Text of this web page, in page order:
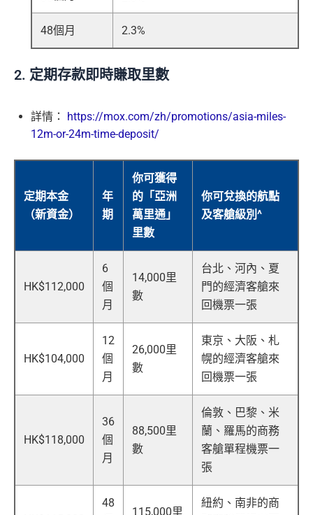
48個月 2.3%
2. 定期存款即時賺取里數
詳情： https://mox.com/zh/promotions/asia-miles-
12m-or-24m-time-deposit/
定期本金
（新資金）
年
期
你可獲得
的「亞洲
萬里通」
里數
你可兌換的航點
及客艙級別^
HK$112,000
6
個
月
14,000里
數
台北、河內、夏
門的經濟客艙來
回機票一張
HK$104,000
12
個
月
26,000里
數
東京、大阪、札
幌的經濟客艙來
回機票一張
HK$118,000
36
個
月
88,500里
數
倫敦、巴黎、米
蘭、羅馬的商務
客艙單程機票一
張
48
115,000里
紐約、南非的商